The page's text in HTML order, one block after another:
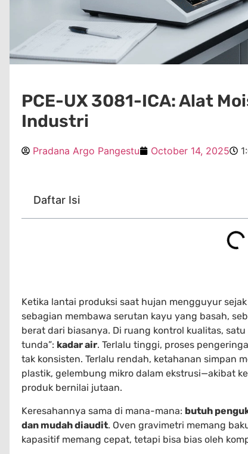
PCE-UX 3081-ICA: Alat
Industri
Pradana Argo Pangestu October 14, 2025
Daftar Isi
Ketika lantai produksi saat hujan mengguyur
sebagian membawa serutan kayu yang basah,
berat dari biasanya. Di ruang kontrol kualitas,
tunda”: kadar air. Terlalu tinggi, proses
tak konsisten. Terlalu rendah, ketahanan simpan
plastik, gelembung mikro dalam ekstrusi—akibat
produk bernilai jutaan.
Keresahannya sama di mana-mana: butuh
dan mudah diaudit. Oven gravimetri memang
kapasitif memang cepat, tetapi bisa bias oleh